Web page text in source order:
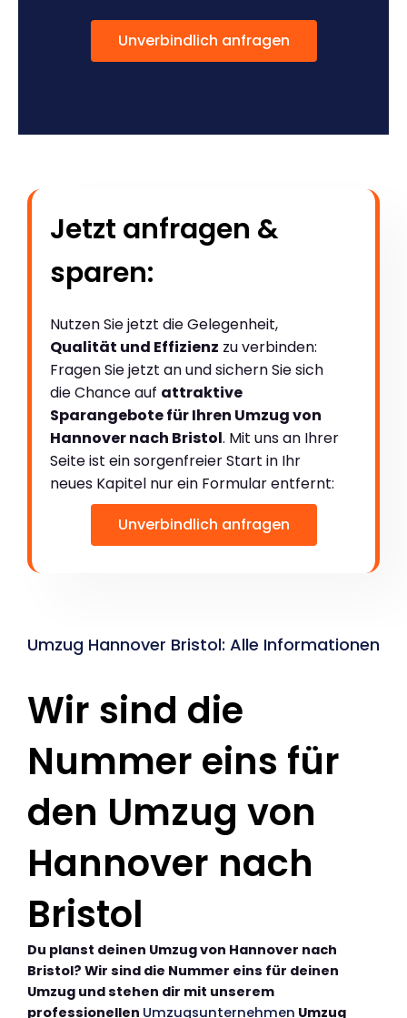
Unverbindlich anfragen
Jetzt anfragen &
sparen:
Nutzen Sie jetzt die Gelegenheit,
Qualität und Effizienz zu verbinden:
Fragen Sie jetzt an und sichern Sie sich
die Chance auf attraktive
Sparangebote für Ihren Umzug von
Hannover nach Bristol. Mit uns an Ihrer
Seite ist ein sorgenfreier Start in Ihr
neues Kapitel nur ein Formular entfernt:
Unverbindlich anfragen
Umzug Hannover Bristol: Alle Informationen
Wir sind die
Nummer eins für
den Umzug von
Hannover nach
Bristol
Du planst deinen Umzug von Hannover nach
Bristol? Wir sind die Nummer eins für deinen
Umzug und stehen dir mit unserem
professionellen Umzugsunternehmen Umzug